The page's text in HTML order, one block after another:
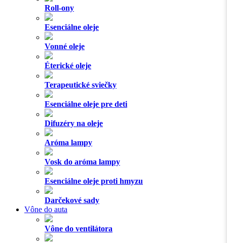
Roll-ony
Esenciálne oleje
Vonné oleje
Éterické oleje
Terapeutické sviečky
Esenciálne oleje pre deti
Difuzéry na oleje
Aróma lampy
Vosk do aróma lampy
Esenciálne oleje proti hmyzu
Darčekové sady
Vône do auta
Vône do ventilátora